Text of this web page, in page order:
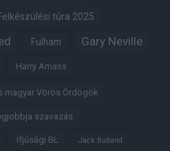
túra 2025
Fulham Gary Neville
Harry Amass
magyar Vörös Ördögök
szavazás
Ifjúsági BL Jack Butland